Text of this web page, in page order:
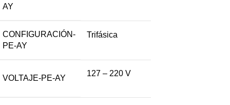
AY
CONFIGURACIÓN-
PE-AY
Trifásica
VOLTAJE-PE-AY
127 – 220 V